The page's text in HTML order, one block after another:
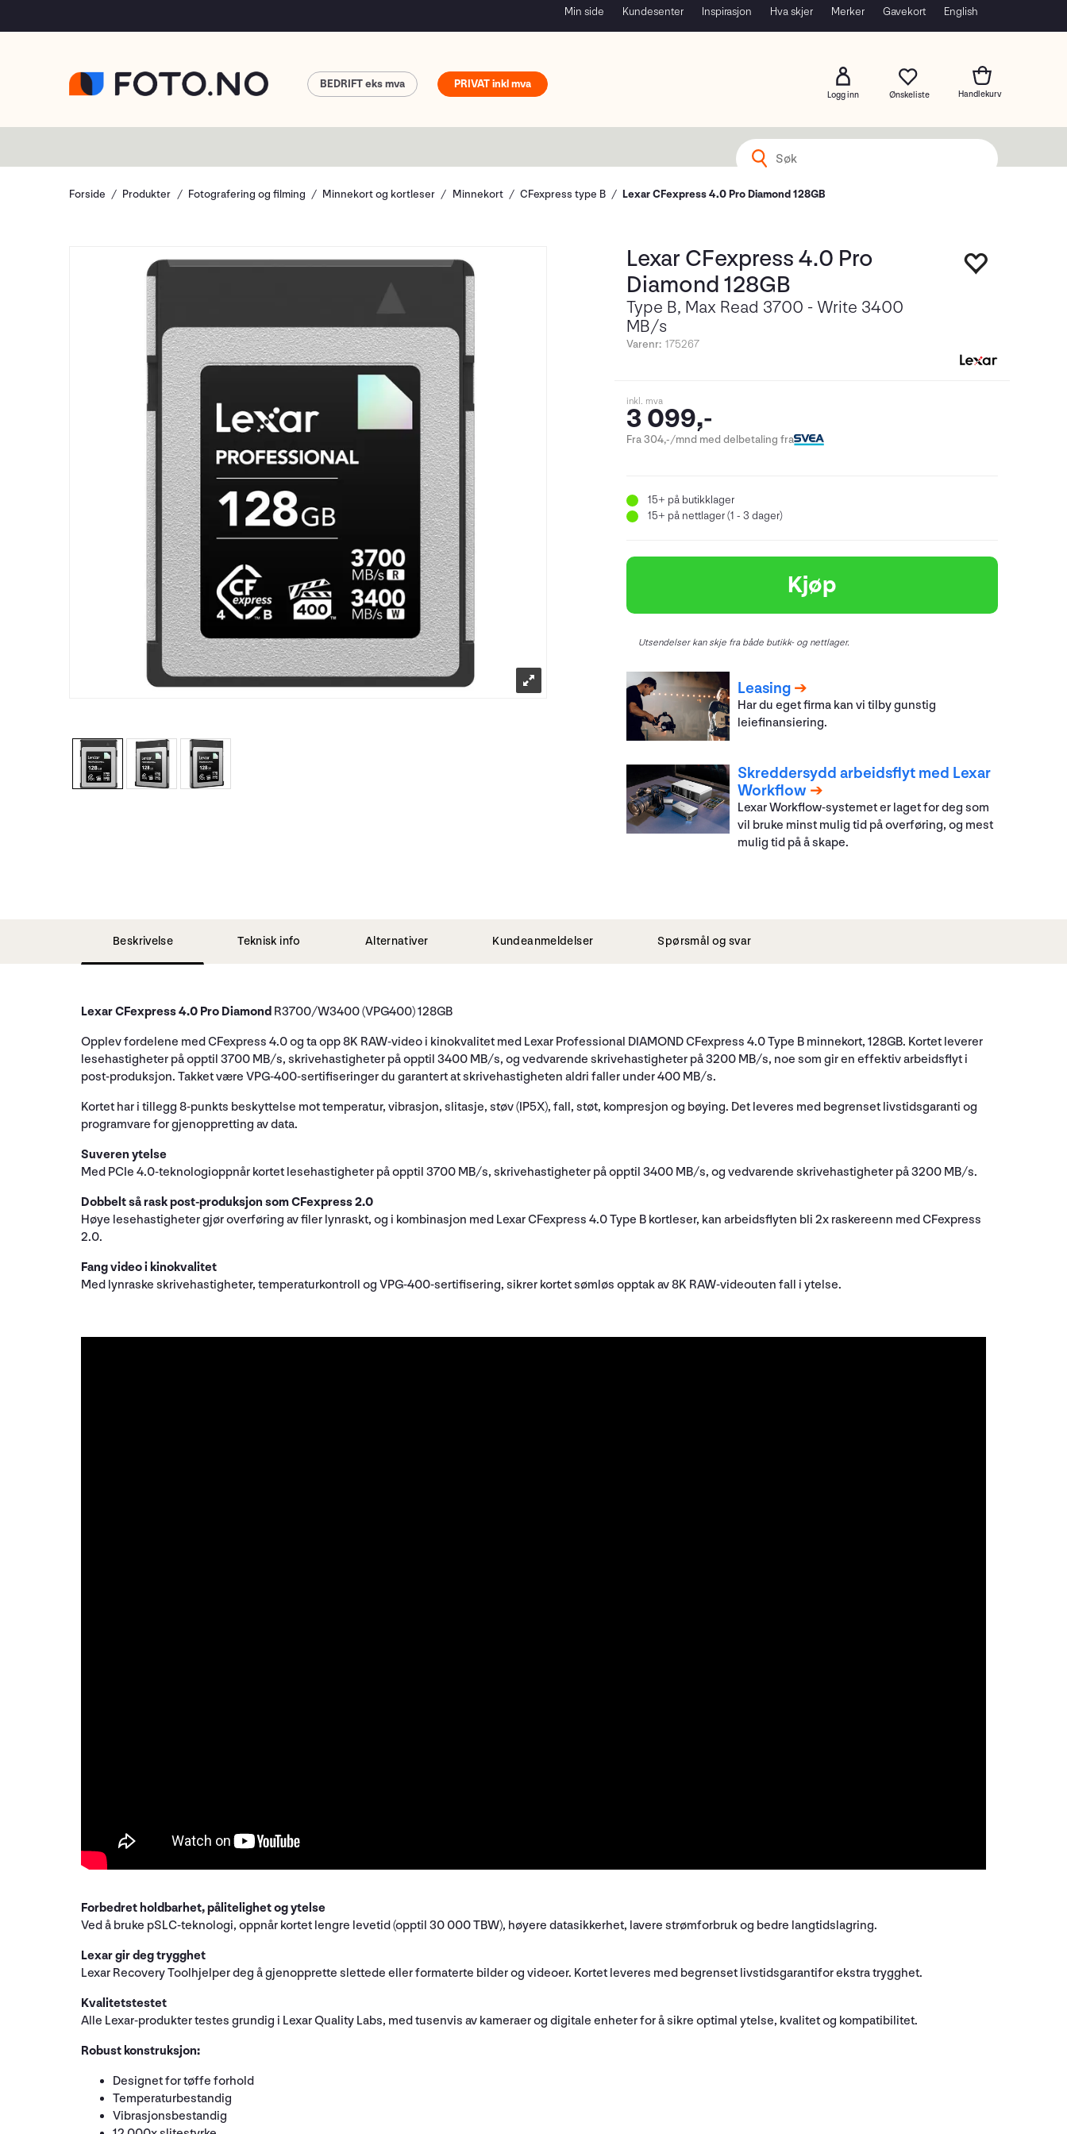
Min side Kundesenter Inspirasjon Hva skjer Merker Gavekort English
Logg inn
PRIVAT
BEDRIFT
Forside Produkter Fotografering og filming Minnekort og kortleser Minnekort CFexpress type B Lexar CFexpress 4.0 Pro Diamond 128GB
Lexar CFexpress 4.0 Pro
Diamond 128GB
Type B, Max Read 3700 - Write 3400
MB/s
Varenr: 175267
inkl. mva
3 099,-
Fra 304,-/mnd med delbetaling fra
15+ på butikklager
15+ på nettlager (1 - 3 dager)
Kjøp
Utsendelser kan skje fra både butikk- og nettlager.
Leasing
Har du eget firma kan vi tilby gunstig
leiefinansiering.
Skreddersydd arbeidsflyt med Lexar
Workflow
Lexar Workflow-systemet er laget for deg som
vil bruke minst mulig tid på overføring, og mest
mulig tid på å skape.
Beskrivelse Teknisk info Alternativer Kundeanmeldelser Spørsmål og svar
Lexar CFexpress 4.0 Pro Diamond R3700/W3400 (VPG400) 128GB
Opplev fordelene med CFexpress 4.0 og ta opp 8K RAW-video i kinokvalitet med Lexar Professional DIAMOND CFexpress 4.0 Type B minnekort, 128GB. Kortet leverer
lesehastigheter på opptil 3700 MB/s, skrivehastigheter på opptil 3400 MB/s, og vedvarende skrivehastigheter på 3200 MB/s, noe som gir en effektiv arbeidsflyt i
post-produksjon. Takket være VPG-400-sertifiseringer du garantert at skrivehastigheten aldri faller under 400 MB/s.
Kortet har i tillegg 8-punkts beskyttelse mot temperatur, vibrasjon, slitasje, støv (IP5X), fall, støt, kompresjon og bøying. Det leveres med begrenset livstidsgaranti og
programvare for gjenoppretting av data.
Suveren ytelse
Med PCIe 4.0-teknologioppnår kortet lesehastigheter på opptil 3700 MB/s, skrivehastigheter på opptil 3400 MB/s, og vedvarende skrivehastigheter på 3200 MB/s.
Dobbelt så rask post-produksjon som CFexpress 2.0
Høye lesehastigheter gjør overføring av filer lynraskt, og i kombinasjon med Lexar CFexpress 4.0 Type B kortleser, kan arbeidsflyten bli 2x raskereenn med CFexpress
2.0.
Fang video i kinokvalitet
Med lynraske skrivehastigheter, temperaturkontroll og VPG-400-sertifisering, sikrer kortet sømløs opptak av 8K RAW-videouten fall i ytelse.
Forbedret holdbarhet, pålitelighet og ytelse
Ved å bruke pSLC-teknologi, oppnår kortet lengre levetid (opptil 30 000 TBW), høyere datasikkerhet, lavere strømforbruk og bedre langtidslagring.
Lexar gir deg trygghet
Lexar Recovery Toolhjelper deg å gjenopprette slettede eller formaterte bilder og videoer. Kortet leveres med begrenset livstidsgarantifor ekstra trygghet.
Kvalitetstestet
Alle Lexar-produkter testes grundig i Lexar Quality Labs, med tusenvis av kameraer og digitale enheter for å sikre optimal ytelse, kvalitet og kompatibilitet.
Robust konstruksjon:
Designet for tøffe forhold
Temperaturbestandig
Vibrasjonsbestandig